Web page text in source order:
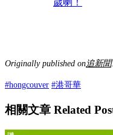
歲喇！
Originally published on追新聞
#hongcouver #港哥華
相關文章 Related